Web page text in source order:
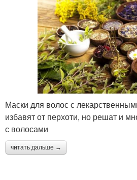
Маски для волос с
избавят от перхоти, но решат и
с волосами
читать дальше →